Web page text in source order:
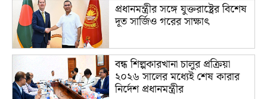
প্রধানমন্ত্রীর সঙ্গে যুক্তরাষ্ট্রের বিশেষ
দূত সার্জিও গরের সাক্ষাৎ
বন্ধ শিল্পকারখানা চালুর প্রক্রিয়া
২০২৬ সালের মধ্যেই শেষ কারার
নির্দেশ প্রধানমন্ত্রীর